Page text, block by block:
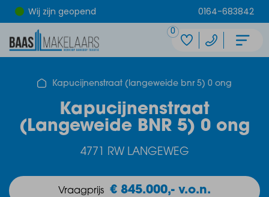
Wij zijn geopend 0164-683842
0
Kapucijnenstraat (langeweide bnr 5) 0 ong
Kapucijnenstraat
(Langeweide BNR 5) 0 ong
4771 RW LANGEWEG
Vraagprijs € 845.000,- v.o.n.